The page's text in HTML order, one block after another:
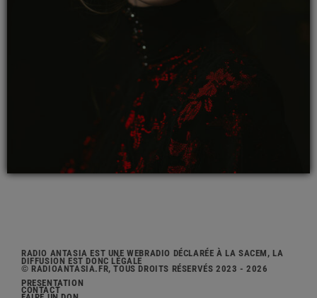
RADIO ANTASIA EST UNE WEBRADIO DÉCLARÉE À LA SACEM, LA
DIFFUSION EST DONC LÉGALE
© RADIOANTASIA.FR, TOUS DROITS RÉSERVÉS 2023 - 2026
PRÉSENTATION
CONTACT